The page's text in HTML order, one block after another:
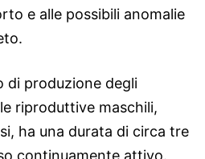
e alle possibili anomalie
di produzione degli
riproduttive maschili,
ha una durata di circa tre
continuamente attivo.